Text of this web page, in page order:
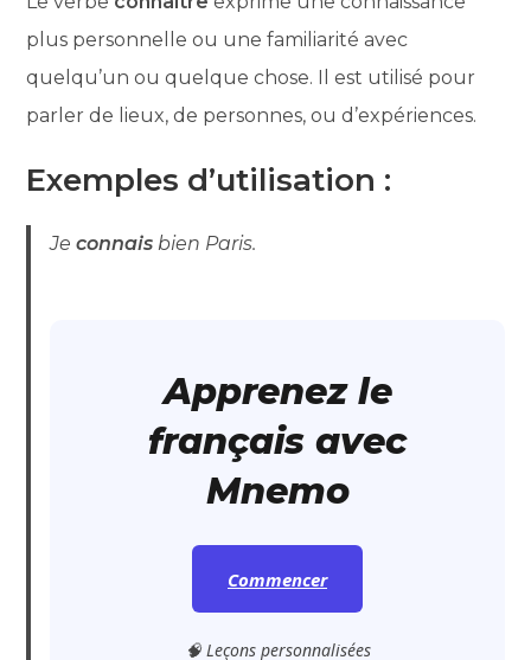
plus personnelle ou une familiarité avec
quelqu’un ou quelque chose. Il est utilisé pour
parler de lieux, de personnes, ou d’expériences.
Exemples d’utilisation :
Jeconnais bien Paris.
Apprenez le
français avec
Mnemo
Commencer
🧠 Leçons personnalisées